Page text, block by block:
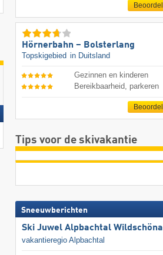
Hörnerbahn – Bolsterlang
Topskigebied in Duitsland
Gezinnen en kinderen
Bereikbaarheid, parkeren
Tips voor de skivakantie
Sneeuwberichten
Ski Juwel Alpbachtal
vakantieregio Alpbachtal